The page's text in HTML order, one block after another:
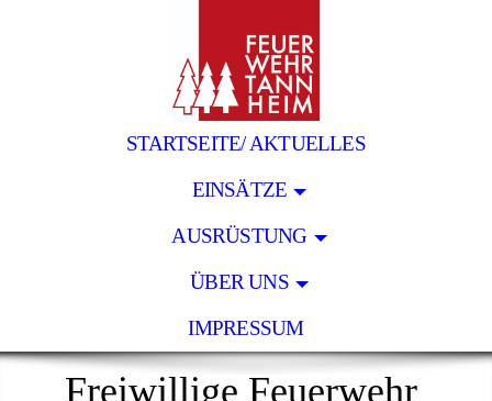
STARTSEITE/ AKTUELLES
EINSÄTZE
AUSRÜSTUNG
ÜBER UNS
IMPRESSUM
Freiwillige Feuerwehr